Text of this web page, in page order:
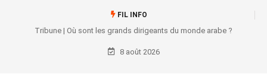
FIL INFO
Tribune | Où sont les grands dirigeants du monde arabe ?
8 août 2026